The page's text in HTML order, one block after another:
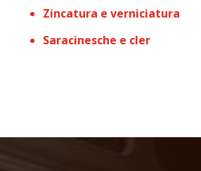
Zincatura e verniciatura
Saracinesche e cler